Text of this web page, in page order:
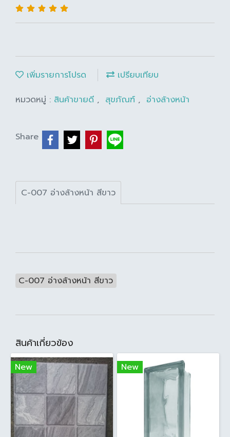
เพิ่มรายการโปรด
เปรียบเทียบ
หมวดหมู่ : สินค้าขายดี , สุขภัณฑ์ , อ่างล้างหน้า
Share
C-007 อ่างล้างหน้า สีขาว
C-007 อ่างล้างหน้า สีขาว
สินค้าเกี่ยวข้อง
New New